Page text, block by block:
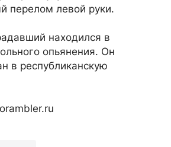
перелом левой руки.
находился в
опьянения. Он
в республиканскую